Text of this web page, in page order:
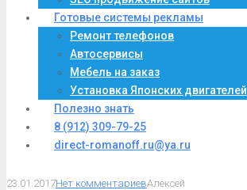
Готовые системы рекламы
Ремонт телефонов
Автосервисы
Мебель на заказ
Установка Японских двигателей
Полезно знать
8 (912) 309-79-25
direct-romanoff.ru@ya.ru
23.01.2017Нет комментариевАлексей